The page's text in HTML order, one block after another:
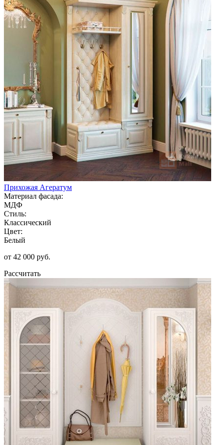
Прихожая Агератум
Материал фасада:
МДФ
Стиль:
Классический
Цвет:
Белый
от 42 000 руб.
Рассчитать